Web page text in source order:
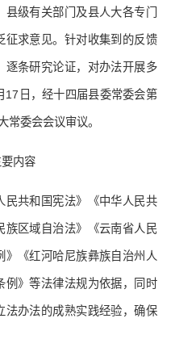
级有关部门及县人大各专门
征求意见。针对收集到的反馈
逐条研究论证，对办法开展多
17日，经十四届县委常委会第
常委会会议审议。
内容
民共和国宪法》《中华人民共
族区域自治法》《云南省人民
《红河哈尼族彝族自治州人
例》等法律法规为依据，同时
法办法的成熟实践经验，确保